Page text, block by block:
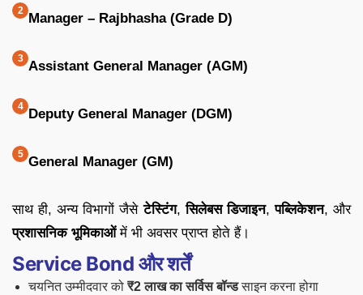
Manager – Rajbhasha (Grade D)
Assistant General Manager (AGM)
Deputy General Manager (DGM)
General Manager (GM)
साथ ही, अन्य विभागों जैसेटेस्टिंग,सिलेबस डिजाइन,पब्लिकेशन, और
प्रशासनिक भूमिकाओंमें भी अवसर प्राप्त होते हैं।
Service Bond और शर्तें
चयनित उम्मीदवार को ₹2 लाख का सर्विस बॉन्डसाइन करना होगा